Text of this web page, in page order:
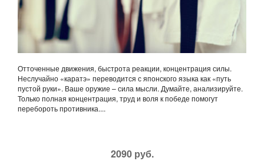
Отточенные движения, быстрота реакции, концентрация силы.
Неслучайно «каратэ» переводится с японского языка как «путь
пустой руки». Ваше оружие – сила мысли. Думайте, анализируйте.
Только полная концентрация, труд и воля к победе помогут
перебороть противника....
2090 руб.